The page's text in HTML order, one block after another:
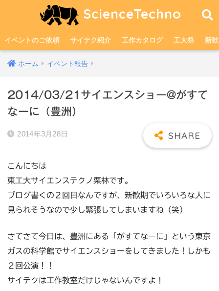
ScienceTechno
イベントのご依頼 サイテク紹介 工作カタログ 工大祭 新歓
ホーム イベント報告
2014/03/21サイエンスショー@がすて
なーに（豊洲）
2014年3月28日
こんにちは
東工大サイエンステクノ栗林です。
ブログ書くの２回目なんですが、新歓期でいろいろな人に
見られそうなので少し緊張してしまいますね（笑）
さてさて今日は、豊洲にある「がすてなーに」という東京
ガスの科学館でサイエンスショーをしてきました！しかも
２回公演！！
サイテクは工作教室だけじゃないんですよ！